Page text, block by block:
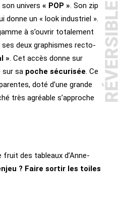
son univers « POP ». Son zip
donne un « look industriel ».
à s’ouvrir totalement
deux graphismes recto-
». Cet accès donne sur
sur sa poche sécurisée. Ce
doté d’une grande
très agréable s’approche
des tableaux d’Anne-
? Faire sortir les toiles